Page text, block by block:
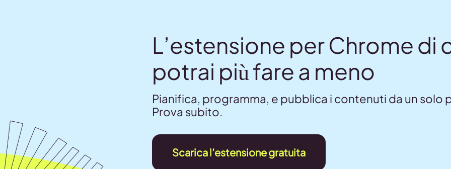
L’estensione per Chrome di
potrai più fare a meno
Pianifica, programma, e pubblica i contenuti da un solo
Prova subito.
Scarica l’estensione gratuita